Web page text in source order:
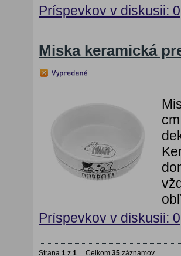
Príspevkov v diskusii: 0
Miska keramická
Príspevkov v diskusii: 0
Strana 1 z 1 Celkom 35 záznamov